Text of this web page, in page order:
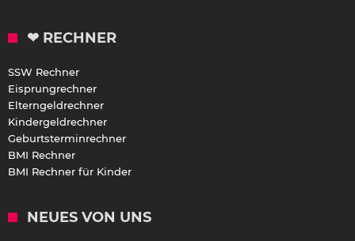
❤ RECHNER
SSW Rechner
Eisprungrechner
Elterngeldrechner
Kindergeldrechner
Geburtsterminrechner
BMI Rechner
BMI Rechner für Kinder
NEUES VON UNS